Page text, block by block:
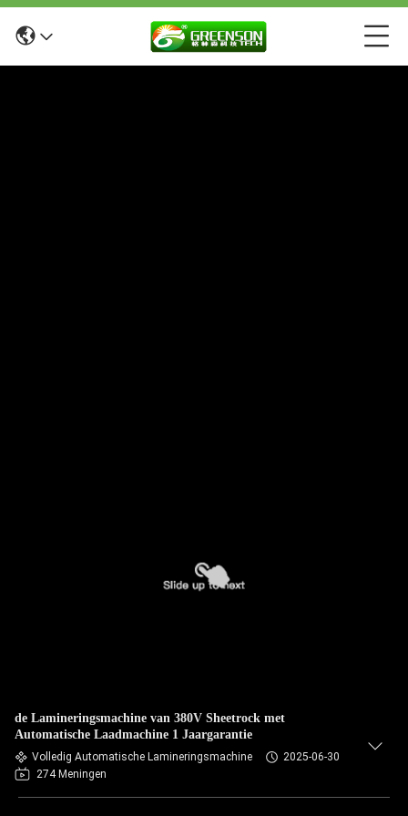
de Lamineringsmachine van 380V Sheetrock met
Automatische Laadmachine 1 Jaargarantie
Volledig Automatische Lamineringsmachine
2025-06-30
274 Meningen